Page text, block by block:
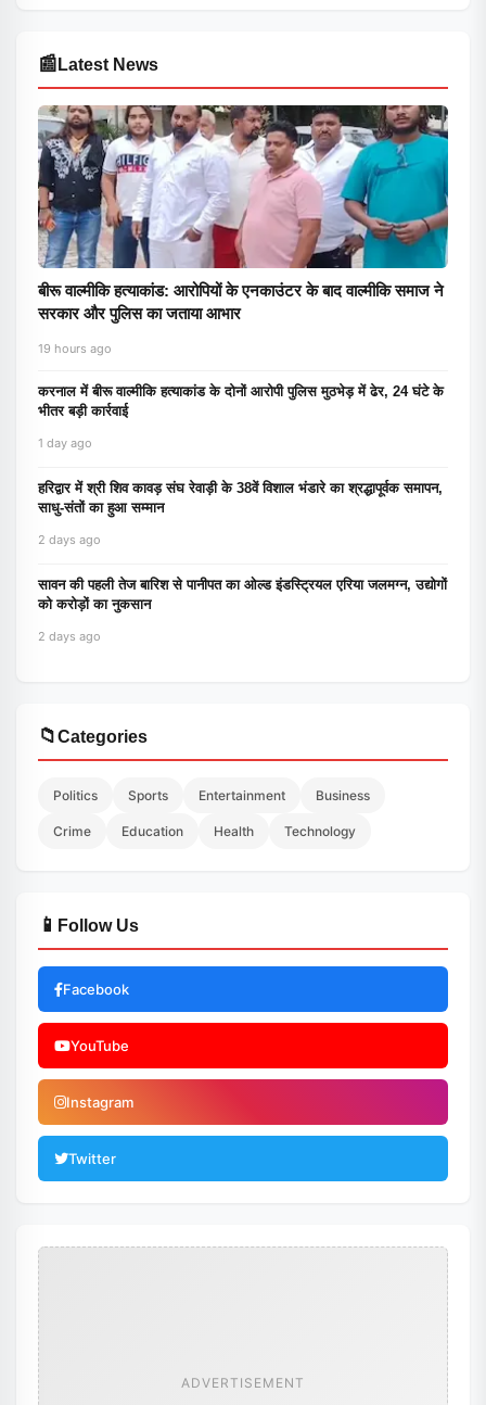
📰 Latest News
बीरू वाल्मीकि हत्याकांड: आरोपियों के एनकाउंटर के बाद वाल्मीकि समाज ने
सरकार और पुलिस का जताया आभार
19 hours ago
करनाल में बीरू वाल्मीकि हत्याकांड के दोनों आरोपी पुलिस मुठभेड़ में ढेर, 24 घंटे के
भीतर बड़ी कार्रवाई
1 day ago
हरिद्वार में श्री शिव कावड़ संघ रेवाड़ी के 38वें विशाल भंडारे का श्रद्धापूर्वक समापन,
साधु-संतों का हुआ सम्मान
2 days ago
सावन की पहली तेज बारिश से पानीपत का ओल्ड इंडस्ट्रियल एरिया जलमग्न, उद्योगों
को करोड़ों का नुकसान
2 days ago
📁Categories
Politics Sports Entertainment Business
Crime Education Health Technology
📱 Follow Us
Facebook
YouTube
Instagram
Twitter
ADVERTISEMENT